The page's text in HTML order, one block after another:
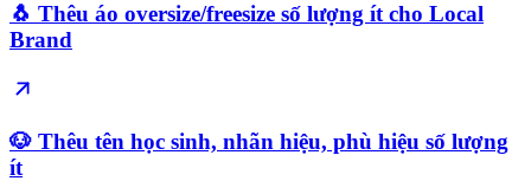
🐧 Thêu áo oversize/freesize số lượng ít cho Local
Brand
🐶 Thêu tên học sinh, nhãn hiệu, phù hiệu số lượng
ít